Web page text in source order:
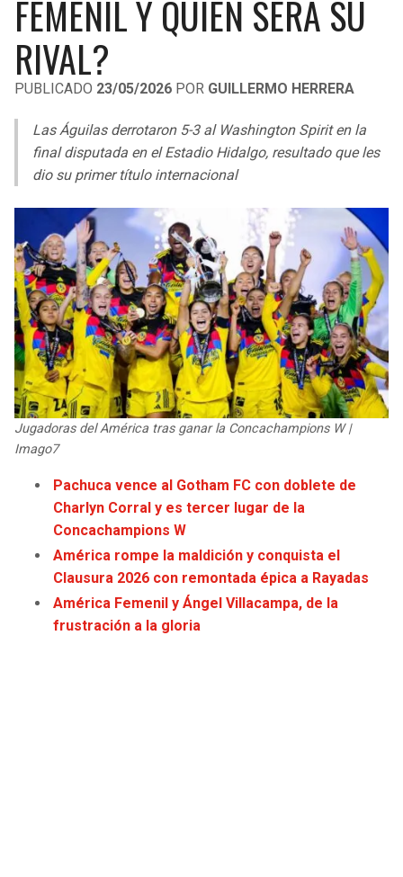
LIGA DE EXPANSIÓN MX
LEAGUES CUP
UEFA EUROPA LEAGUE
UEFA CONFERENCE LEAGUE
MLS
COPA LIBERTADORES
COPA SUDAMERICANA
LIGA BETPLAY
OTRAS LIGAS
RAIDERS
CHARGERS
RAVENS
BENGALS
BROWNS
STEELERS
TEXANS
COLTS
JAGUARS
COWBOYS
GIANTS
EAGLES
CAVALIERS
PISTONS
PACERS
BUCKS
HAWKS
HORNETS
HEAT
MAGIC
WIZARDS
CLIPPERS
LAKERS
SUNS
FEMENIL Y QUIÉN SERÁ SU
RIVAL?
PUBLICADO 23/05/2026 POR GUILLERMO HERRERA
Las Águilas derrotaron 5-3 al Washington Spirit en la
final disputada en el Estadio Hidalgo, resultado que les
dio su primer título internacional
Jugadoras del América tras ganar la Concachampions W |
Imago7
Pachuca vence al Gotham FC con doblete de
Charlyn Corral y es tercer lugar de la
Concachampions W
América rompe la maldición y conquista el
Clausura 2026 con remontada épica a Rayadas
América Femenil y Ángel Villacampa, de la
frustración a la gloria